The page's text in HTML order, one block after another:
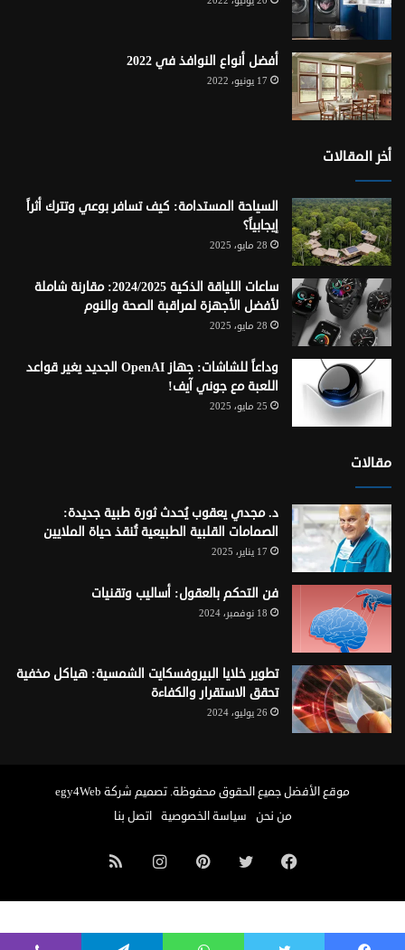
أفضل أنواع النوافذ في 2022
17 يونيو، 2022
أخر المقالات
السياحة المستدامة: كيف تسافر بوعي وتترك أثراً
إيجابياً؟
28 مايو، 2025
ساعات اللياقة الذكية 2024/2025: مقارنة شاملة
لأفضل الأجهزة لمراقبة الصحة والنوم
28 مايو، 2025
وداعاً للشاشات: جهاز OpenAI الجديد يغير قواعد
اللعبة مع جوني آيف!
25 مايو، 2025
مقالات
د. مجدي يعقوب يُحدث ثورة طبية جديدة:
الصمامات القلبية الطبيعية تُنقذ حياة الملايين
17 يناير، 2025
فن التحكم بالعقول: أساليب وتقنيات
18 نوفمبر، 2024
تطوير خلايا البيروفسكايت الشمسية: هياكل مخفية
تحقق الاستقرار والكفاءة
26 يوليو، 2024
موقع الأفضلجميع الحقوق محفوظة. تصميم شركة egy4Web
من نحن
سياسة الخصوصية اتصل بنا
فيسبوك تويتر بينتيريستانستقرام
الموقع